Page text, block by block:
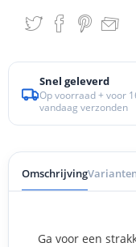
Snel geleverd
Op voorraad + voor
vandaag verzonden
Omschrijving
Ga voor een